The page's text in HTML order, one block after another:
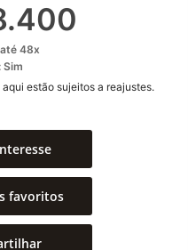
48x
Sim
estão sujeitos a reajustes.
favoritos